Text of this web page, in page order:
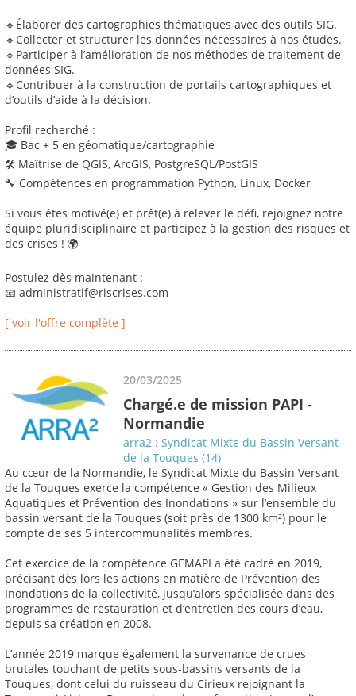
🔹Élaborer des cartographies thématiques avec des outils SIG.
🔹Collecter et structurer les données nécessaires à nos études.
🔹Participer à l’amélioration de nos méthodes de traitement de
données SIG.
🔹Contribuer à la construction de portails cartographiques et
d’outils d’aide à la décision.
Profil recherché :
🎓 Bac + 5 en géomatique/cartographie
🛠 Maîtrise de QGIS, ArcGIS, PostgreSQL/PostGIS
🔧 Compétences en programmation Python, Linux, Docker
Si vous êtes motivé(e) et prêt(e) à relever le défi, rejoignez notre
équipe pluridisciplinaire et participez à la gestion des risques et
des crises ! 🌍
Postulez dès maintenant :
📧 administratif@riscrises.com
[ voir l'offre complète ]
20/03/2025
Chargé.e de mission PAPI -
Normandie
arra2 : Syndicat Mixte du Bassin Versant
de la Touques (14)
Au cœur de la Normandie, le Syndicat Mixte du Bassin Versant
de la Touques exerce la compétence « Gestion des Milieux
Aquatiques et Prévention des Inondations » sur l’ensemble du
bassin versant de la Touques (soit près de 1300 km²) pour le
compte de ses 5 intercommunalités membres.
Cet exercice de la compétence GEMAPI a été cadré en 2019,
précisant dès lors les actions en matière de Prévention des
Inondations de la collectivité, jusqu’alors spécialisée dans des
programmes de restauration et d’entretien des cours d’eau,
depuis sa création en 2008.
L’année 2019 marque également la survenance de crues
brutales touchant de petits sous-bassins versants de la
Touques, dont celui du ruisseau du Cirieux rejoignant la